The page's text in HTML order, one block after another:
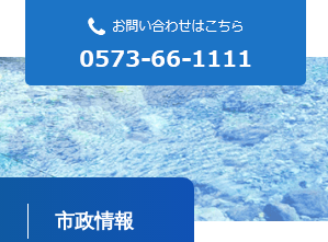
市政情報